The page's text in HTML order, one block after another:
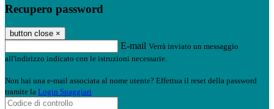
Recupero password
button close ×
E-mail Verrà inviato un messaggio
all'indirizzo indicato con le istruzioni necessarie.
Non hai una e-mail associata al nome utente? Effettua il reset della password
tramite la Login Spaggiari